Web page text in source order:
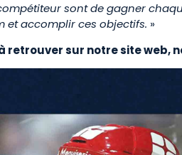
sont de gagner
et accomplir ces objectifs. »
retrouver sur notre site web,